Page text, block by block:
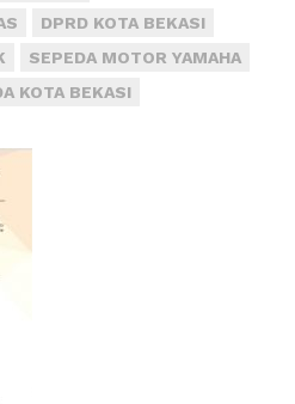
DPRD KOTA BEKASI
SEPEDA MOTOR YAMAHA
KOTA BEKASI